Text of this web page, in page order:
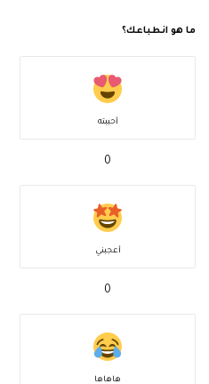
ما هو انطباعك؟
أحببته
0
أعجبني
0
هاهاها